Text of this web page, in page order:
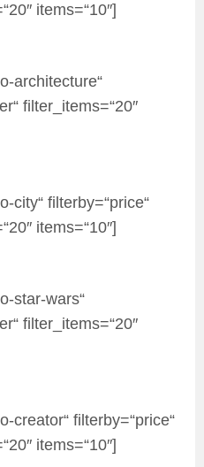
items=“10″]
architecture“
filter_items=“20″
city“ filterby=“price“
items=“10″]
star-wars“
filter_items=“20″
creator“ filterby=“price“
items=“10″]